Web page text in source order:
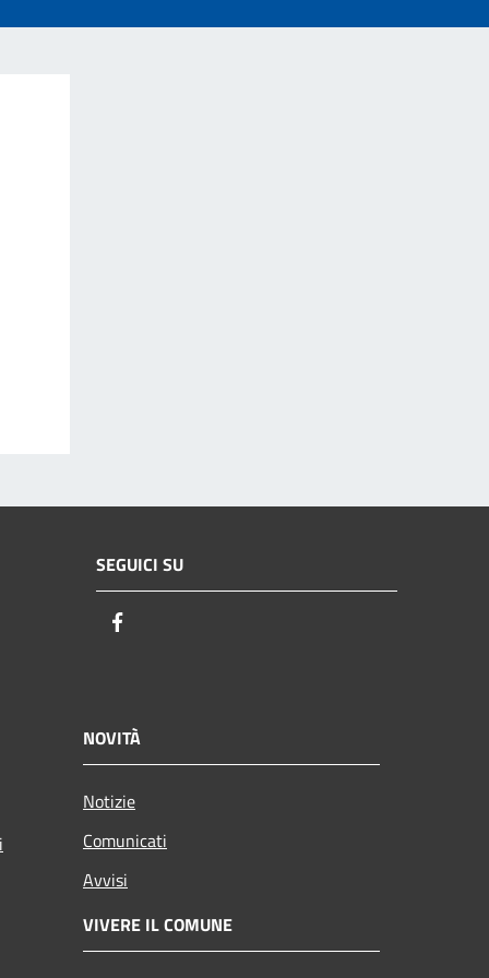
SEGUICI SU
NOVITÀ
Notizie
Comunicati
Avvisi
VIVERE IL COMUNE